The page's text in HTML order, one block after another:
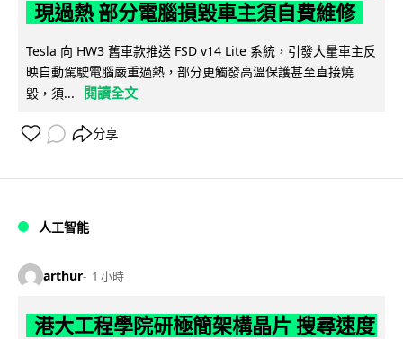
現過熱 部分電腦損毀車主須自費維修
Tesla 向 HW3 舊車款推送 FSD v14 Lite 系統，引發大量車主反
映自動駕駛電腦嚴重過熱，部分更觸發高溫保護甚至直接燒
毀，須...
閱讀全文
分享
人工智能
arthur 1 小時
港大工程學院研極簡架構晶片 搜尋速度